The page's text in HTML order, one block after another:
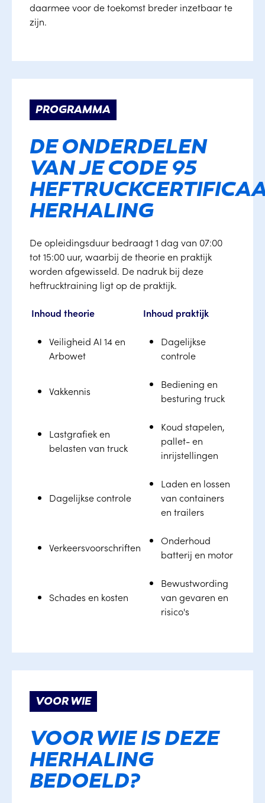
daarmee voor de toekomst breder inzetbaar te
zijn.
PROGRAMMA
DE ONDERDELEN
VAN JE CODE 95
HERHALING
De opleidingsduur bedraagt 1 dag van 07:00
tot 15:00 uur, waarbij de theorie en praktijk
worden afgewisseld. De nadruk bij deze
heftrucktraining ligt op de praktijk.
Inhoud theorie Inhoud praktijk
Veiligheid AI 14 en
Arbowet
Dagelijkse
controle
Vakkennis
Bediening en
besturing truck
Lastgrafiek en
belasten van truck
Koud stapelen,
pallet- en
inrijstellingen
Dagelijkse controle
Laden en lossen
van containers
en trailers
Verkeersvoorschriften
Onderhoud
batterij en motor
Schades en kosten
Bewustwording
van gevaren en
risico's
VOOR WIE
VOOR WIE IS DEZE
HERHALING
BEDOELD?